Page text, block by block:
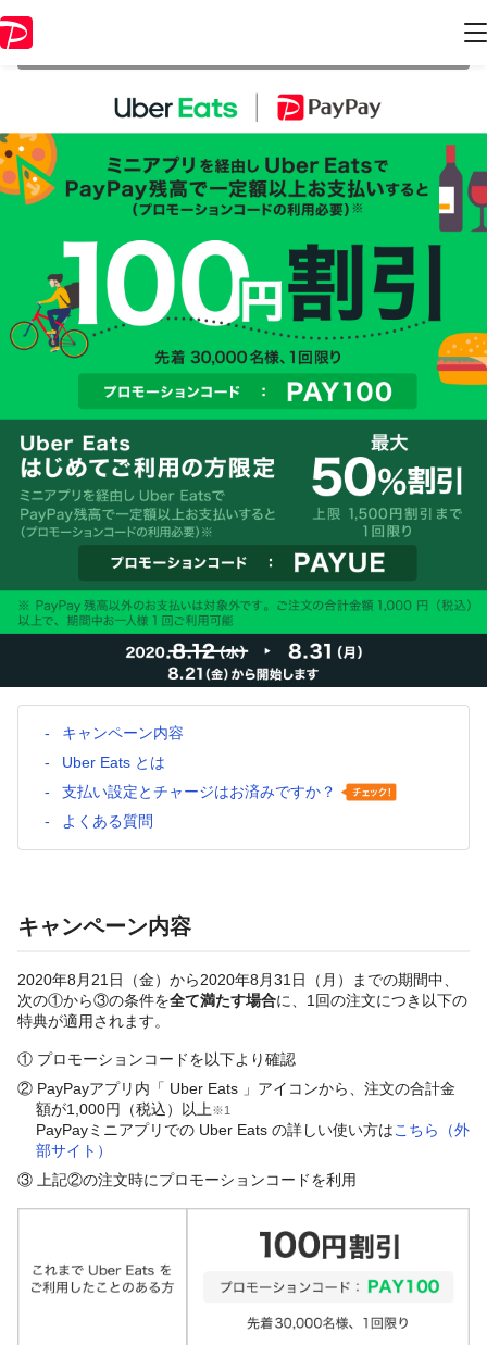
情報はキャンペーン終了時点のものになります。
キャンペーン内容
Uber Eats とは
支払い設定とチャージはお済みですか？
よくある質問
キャンペーン内容
2020年8月21日（金）から2020年8月31日（月）までの期間中、
次の①から③の条件を全て満たす場合に、1回の注文につき以下の
特典が適用されます。
① プロモーションコードを以下より確認
② PayPayアプリ内「 Uber Eats 」アイコンから、注文の合計金
額が1,000円（税込）以上 ※1
PayPayミニアプリでの Uber Eats の詳しい使い方はこちら（外
部サイト）
③ 上記②の注文時にプロモーションコードを利用